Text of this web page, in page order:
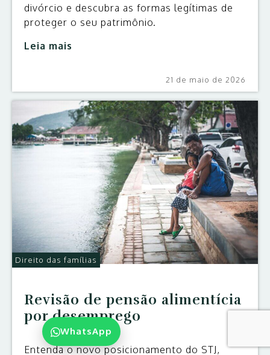
divórcio e descubra as formas legítimas de
proteger o seu patrimônio.
Leia mais
21 de maio de 2026
Direito das famílias
Revisão de pensão alimentícia
por desemprego
Entenda o novo posicionamento do STJ,
WhatsApp